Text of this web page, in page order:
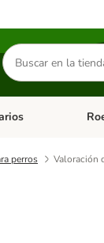
Buscar
productos
abierto: Dieta
perros Valoración